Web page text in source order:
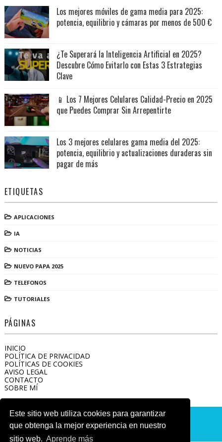
Este sitio web utiliza cookies para garantizar
que obtenga la mejor experiencia en nuestro
sitio web. Aprende más
Los mejores móviles de gama media para 2025:
potencia, equilibrio y cámaras por menos de 500 €
¿Te Superará la Inteligencia Artificial en 2025?
Descubre Cómo Evitarlo con Estas 3 Estrategias
Clave
📱 Los 7 Mejores Celulares Calidad-Precio en 2025
que Puedes Comprar Sin Arrepentirte
Los 3 mejores celulares gama media del 2025:
potencia, equilibrio y actualizaciones duraderas sin
pagar de más
ETIQUETAS
APLICACIONES
IA
NOTICIAS
NUEVO PAPA 2025
TELEFONOS
TUTORIALES
PÁGINAS
INICIO
POLÍTICA DE PRIVACIDAD
POLÍTICAS DE COOKIES
AVISO LEGAL
CONTACTO
SOBRE MÍ
Copyright ©2026CENTRODEAPP